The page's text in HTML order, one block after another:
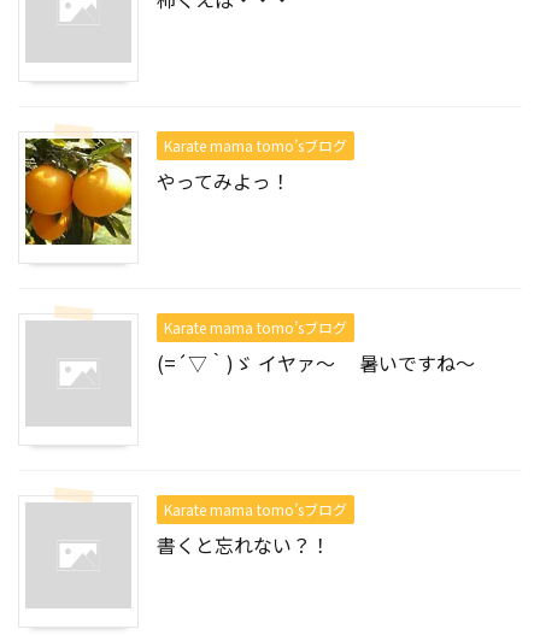
Karate mama tomo’sブログ
やってみよっ！
Karate mama tomo’sブログ
(=´▽｀)ゞ イヤァ～ 暑いですね～
Karate mama tomo’sブログ
書くと忘れない？！